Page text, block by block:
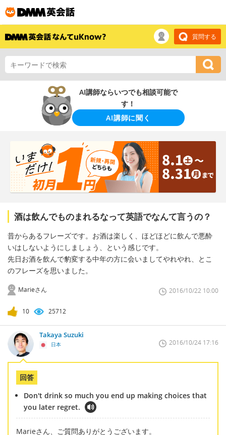
質問する
AI講師ならいつでも相談可能で
す！
AI講師に聞く
酒は飲んでものまれるなって英語でなんて言うの？
昔からあるフレーズです。お酒は楽しく、ほどほどに飲んで悪酔
いはしないようにしましょう、という感じです。
先日お酒を飲んで豹変する中年の方に会いましてやれやれ、とこ
のフレーズを思いました。
Marieさん 2016/10/22 10:00
10 25712
Takaya Suzuki
日本 2016/10/24 17:16
回答
Don't drink so much you end up making choices that
you later regret.
Marieさん、ご質問ありがとうございます。